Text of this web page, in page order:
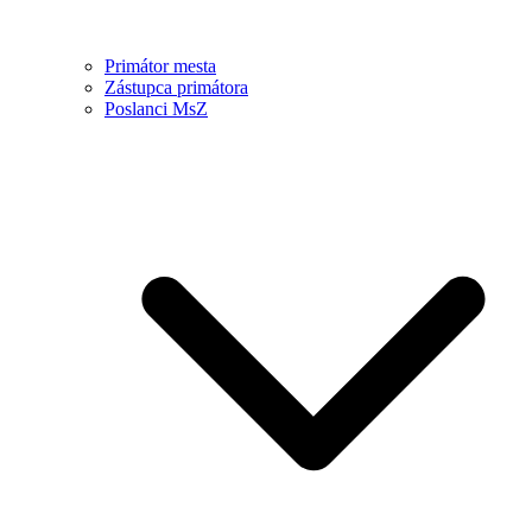
Primátor mesta
Zástupca primátora
Poslanci MsZ